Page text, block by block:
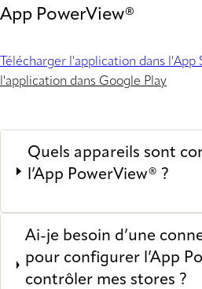
App PowerView®
Télécharger l'application dans l'App
l'application dans Google Play
Quels appareils sont
l’App PowerView® ?
Ai-je besoin d’une
pour configurer l’App
contrôler mes stores ?